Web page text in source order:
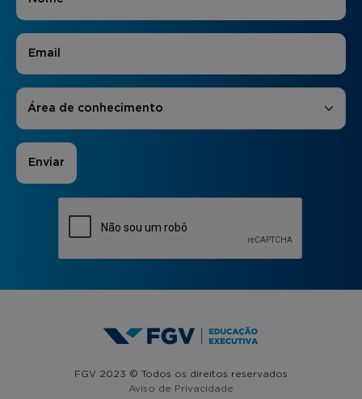
E-mail
Áreas de Interesse
Área de conhecimento
FGV 2023 © Todos os direitos reservados
Aviso de Privacidade